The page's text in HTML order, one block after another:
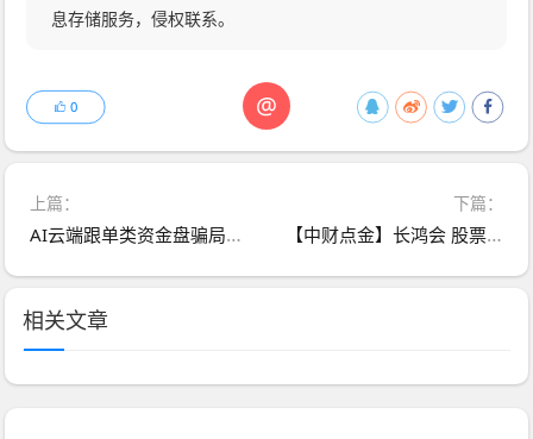
息存储服务，侵权联系。
@
0
上篇：
AI云端跟单类资金盘骗局，已经开始单割，高度预警，即将崩盘跑路！
下篇：
【中财点金】长鸿会 股票跟单骗局 工作室被查封，圈钱过亿 马上全线崩盘跑路
相关文章